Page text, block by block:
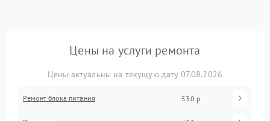
Цены на услуги ремонта
Цены актуальны на текущую дату 07.08.2026
Ремонт блока питания 530 р